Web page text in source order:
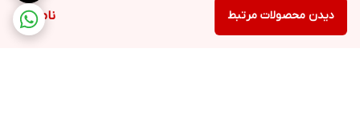
ناموجود دیدن محصولات مرتبط